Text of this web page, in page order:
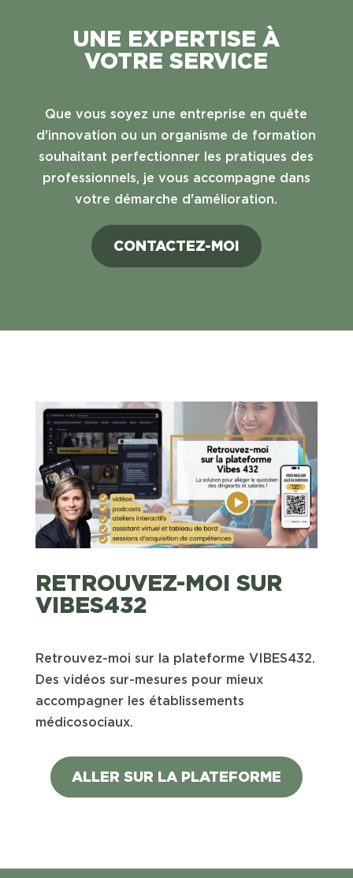
UNE EXPERTISE À
VOTRE SERVICE
Que vous soyez une entreprise en quête
d'innovation ou un organisme de formation
souhaitant perfectionner les pratiques des
professionnels, je vous accompagne dans
votre démarche d'amélioration.
CONTACTEZ-MOI
RETROUVEZ-MOI SUR
VIBES432
Retrouvez-moi sur la plateforme VIBES432.
Des vidéos sur-mesures pour mieux
accompagner les établissements
médicosociaux.
ALLER SUR LA PLATEFORME